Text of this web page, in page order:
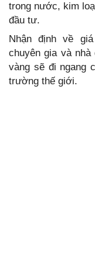
trong nước, kim
đầu tư.
Nhận định về
chuyên gia và
vàng sẽ đi ngang
trường thế giới.